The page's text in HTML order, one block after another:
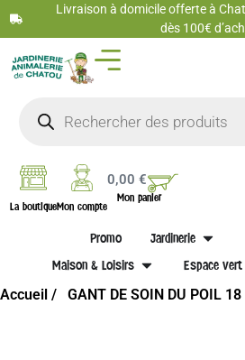
Livraison à domicile offerte à
dès 100€
La boutiqueMon compte
0,00€
Mon panier
Promo Jardinerie
Maison & Loisirs
Espace vert
Accueil / GANT DE SOIN DU POIL 18